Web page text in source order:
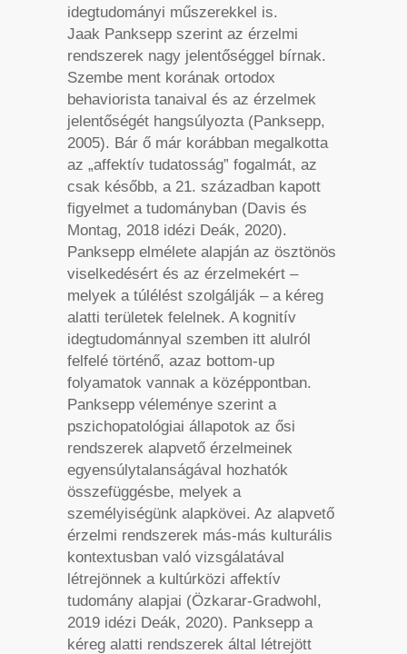
idegtudományi műszerekkel is.
Jaak Panksepp szerint az érzelmi
rendszerek nagy jelentőséggel bírnak.
Szembe ment korának ortodox
behaviorista tanaival és az érzelmek
jelentőségét hangsúlyozta (Panksepp,
2005). Bár ő már korábban megalkotta
az „affektív tudatosság” fogalmát, az
csak később, a 21. században kapott
figyelmet a tudományban (Davis és
Montag, 2018 idézi Deák, 2020).
Panksepp elmélete alapján az ösztönös
viselkedésért és az érzelmekért –
melyek a túlélést szolgálják – a kéreg
alatti területek felelnek. A kognitív
idegtudománnyal szemben itt alulról
felfelé történő, azaz bottom-up
folyamatok vannak a középpontban.
Panksepp véleménye szerint a
pszichopatológiai állapotok az ősi
rendszerek alapvető érzelmeinek
egyensúlytalanságával hozhatók
összefüggésbe, melyek a
személyiségünk alapkövei. Az alapvető
érzelmi rendszerek más-más kulturális
kontextusban való vizsgálatával
létrejönnek a kultúrközi affektív
tudomány alapjai (Özkarar-Gradwohl,
2019 idézi Deák, 2020). Panksepp a
kéreg alatti rendszerek által létrejött